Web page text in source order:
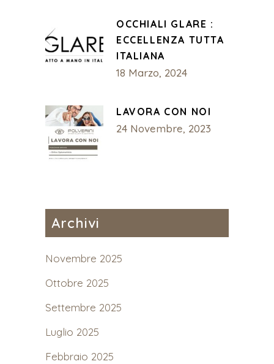
OCCHIALI GLARE :
ECCELLENZA TUTTA
ITALIANA
18 Marzo, 2024
LAVORA CON NOI
24 Novembre, 2023
Archivi
Novembre 2025
Ottobre 2025
Settembre 2025
Luglio 2025
Febbraio 2025